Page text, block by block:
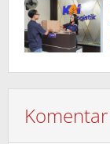
Komentar